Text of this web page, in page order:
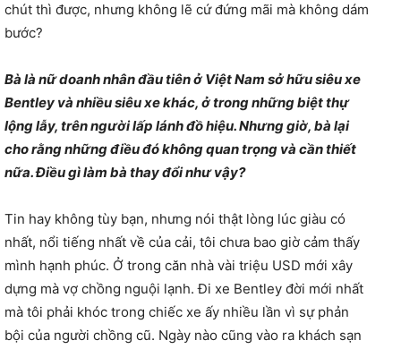
chút thì được, nhưng không lẽ cứ đứng mãi mà không dám
bước?
Bà là nữ doanh nhân đầu tiên ở Việt Nam sở hữu siêu xe
Bentley và nhiều siêu xe khác, ở trong những biệt thự
lộng lẫy, trên người lấp lánh đồ hiệu. Nhưng giờ, bà lại
cho rằng những điều đó không quan trọng và cần thiết
nữa. Điều gì làm bà thay đổi như vậy?
Tin hay không tùy bạn, nhưng nói thật lòng lúc giàu có
nhất, nổi tiếng nhất về của cải, tôi chưa bao giờ cảm thấy
mình hạnh phúc. Ở trong căn nhà vài triệu USD mới xây
dựng mà vợ chồng nguội lạnh. Đi xe Bentley đời mới nhất
mà tôi phải khóc trong chiếc xe ấy nhiều lần vì sự phản
bội của người chồng cũ. Ngày nào cũng vào ra khách sạn